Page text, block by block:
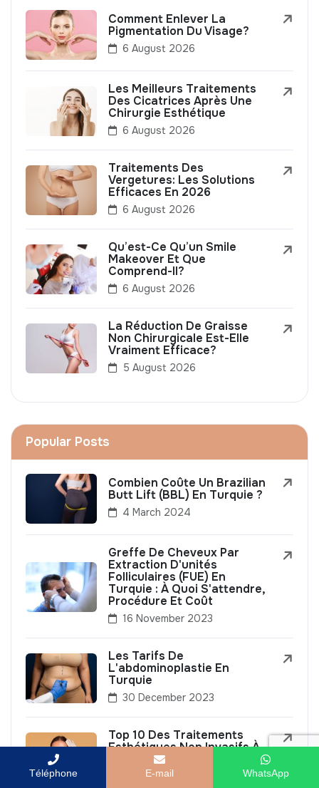
Comment Enlever La
Pigmentation Du Visage?
6 August 2026
Les Meilleurs Traitements
Des Cicatrices Après Une
Chirurgie Esthétique
6 August 2026
Traitements Des
Vergetures: Les Solutions
Efficaces En 2026
6 August 2026
Qu’est-Ce Qu’un Smile
Makeover Et Que
Comprend-Il?
6 August 2026
La Réduction De Graisse
Non Chirurgicale Est-Elle
Vraiment Efficace?
5 August 2026
Popular Posts
Combien Coûte Un Brazilian
Butt Lift (BBL) En Turquie ?
4 March 2024
Greffe De Cheveux Par
Extraction D'unités
Folliculaires (FUE) En
Turquie : À Quoi S'attendre,
Procédure Et Coût
16 November 2023
Les Tarifs De
L'abdominoplastie En
Turquie
30 December 2023
Top 10 Des Traitements
Esthétiques Non Invasifs À
Essayer
12 August 2025
Téléphone E-mail WhatsApp